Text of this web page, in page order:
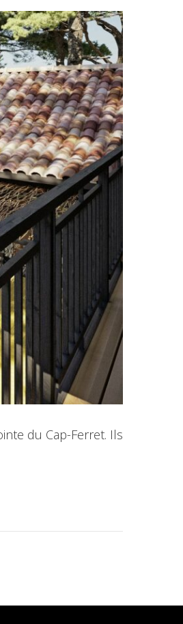
du Cap-Ferret. Ils